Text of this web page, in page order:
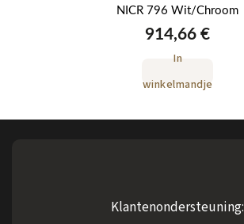
NICR 796 Wit/Chroom
914,66 €
In
winkelmandje
Klantenondersteuning: